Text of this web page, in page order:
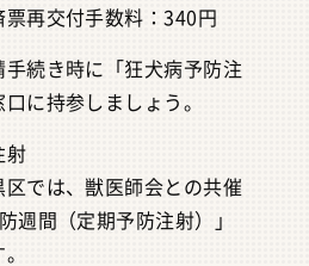
票再交付手数料：340円
続き時に「狂犬病予防注
に持参しましょう。
射
では、獣医師会との共催
週間（定期予防注射）」